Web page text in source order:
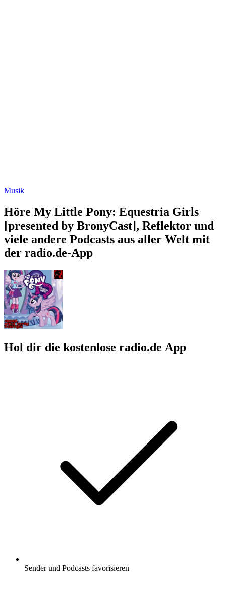
Musik
Höre My Little Pony: Equestria Girls
[presented by BronyCast], Reflektor und
viele andere Podcasts aus aller Welt mit
der radio.de-App
Hol dir die kostenlose radio.de App
Sender und Podcasts favorisieren